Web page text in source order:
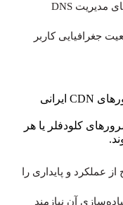
است. در این روش با استفاده از سرویس‌های مدیریت DNS
جغرافیایی کاربر
کاربران داخل ایران: به سمت سرورهای CDN ایرانی
کلودفلر یا هر
عملکرد و پایداری را
آن نیازمند